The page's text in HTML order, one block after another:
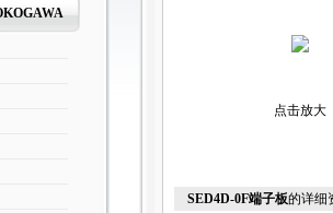
点击放大
SED4D-0F端子板的详细